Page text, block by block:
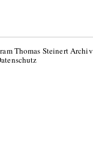
Thomas Steinert Archiv